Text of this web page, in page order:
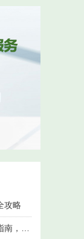
攻略